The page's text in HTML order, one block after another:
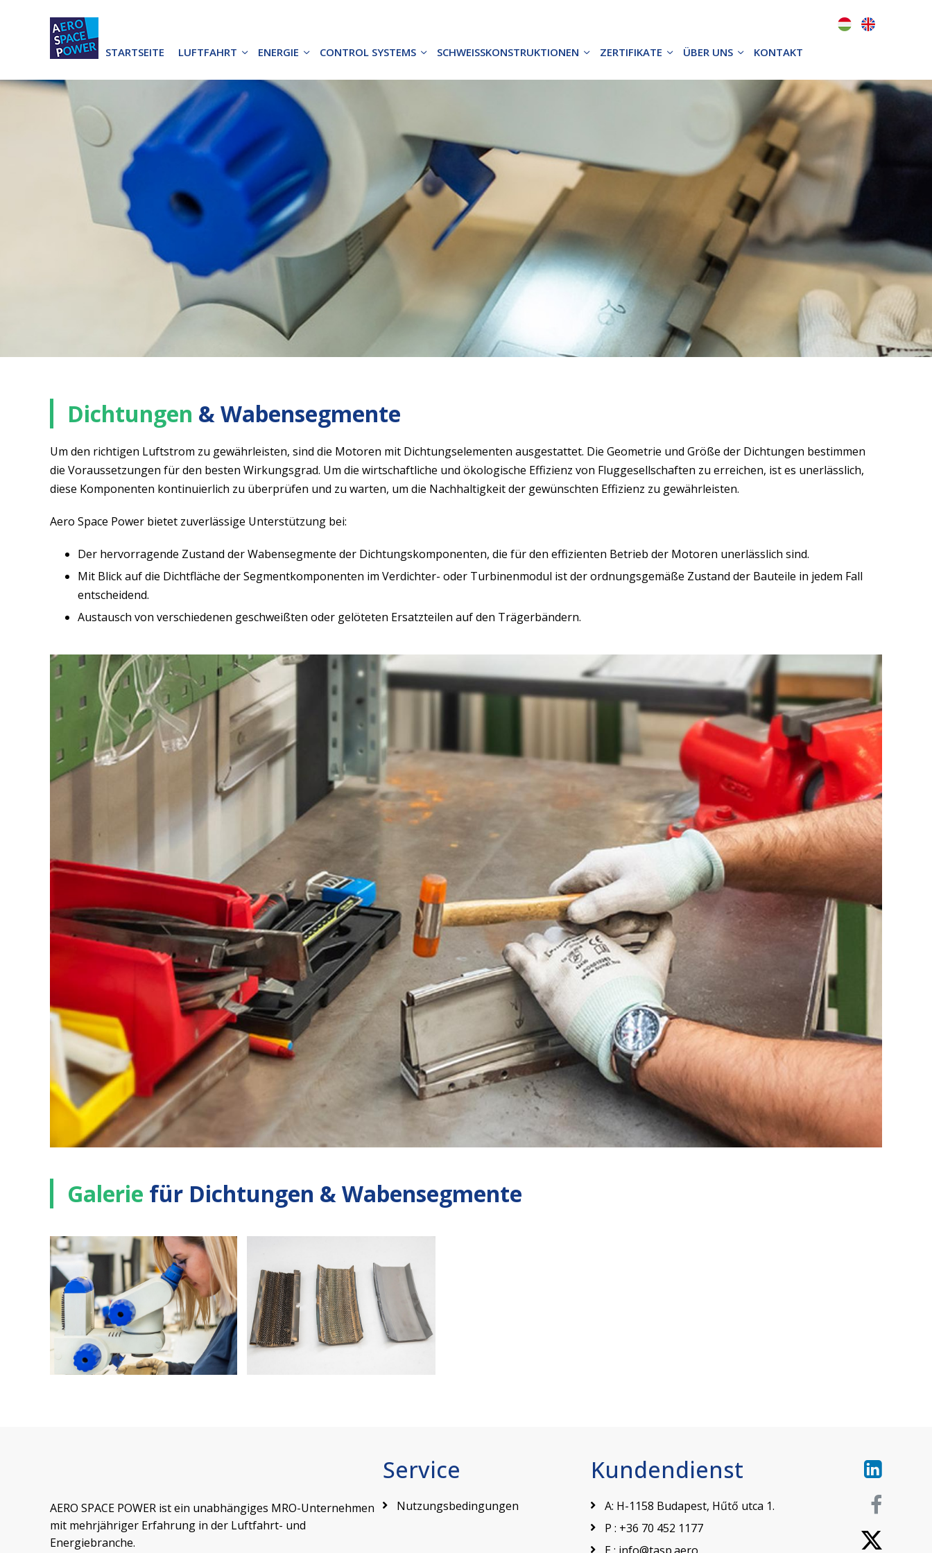
STARTSEITE LUFTFAHRT ENERGIE CONTROL SYSTEMS SCHWEISSKONSTRUKTIONEN ZERTIFIKATE ÜBER UNS KONTAKT
Dichtungen & Wabensegmente
Um den richtigen Luftstrom zu gewährleisten, sind die Motoren mit Dichtungselementen ausgestattet. Die Geometrie und Größe der Dichtungen bestimmen
die Voraussetzungen für den besten Wirkungsgrad. Um die wirtschaftliche und ökologische Effizienz von Fluggesellschaften zu erreichen, ist es unerlässlich,
diese Komponenten kontinuierlich zu überprüfen und zu warten, um die Nachhaltigkeit der gewünschten Effizienz zu gewährleisten.
Aero Space Power bietet zuverlässige Unterstützung bei:
Der hervorragende Zustand der Wabensegmente der Dichtungskomponenten, die für den effizienten Betrieb der Motoren unerlässlich sind.
Mit Blick auf die Dichtfläche der Segmentkomponenten im Verdichter- oder Turbinenmodul ist der ordnungsgemäße Zustand der Bauteile in jedem Fall
entscheidend.
Austausch von verschiedenen geschweißten oder gelöteten Ersatzteilen auf den Trägerbändern.
Galerie für Dichtungen & Wabensegmente
AERO SPACE POWER ist ein unabhängiges MRO-Unternehmen
mit mehrjähriger Erfahrung in der Luftfahrt- und
Energiebranche.
Service
Nutzungsbedingungen
Kundendienst
A: H-1158 Budapest, Hűtő utca 1.
P : +36 70 452 1177